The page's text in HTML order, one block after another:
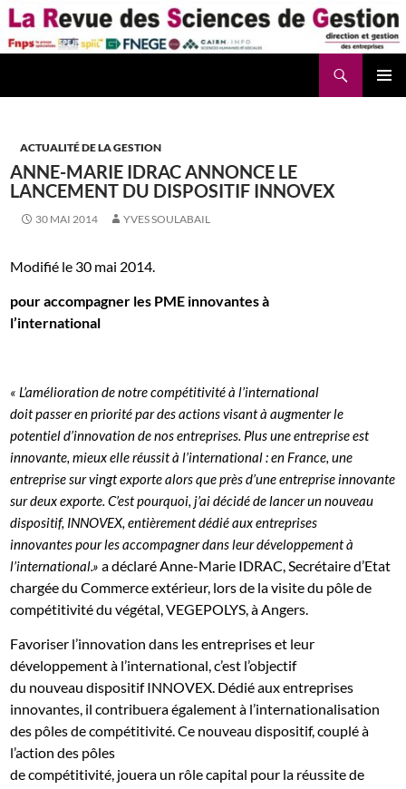
Aller
au
contenu
ACTUALITÉ DE LA GESTION
ANNE-MARIE IDRAC ANNONCE LE
LANCEMENT DU DISPOSITIF INNOVEX
30 MAI 2014 YVES SOULABAIL
Modifié le 30 mai 2014.
pour accompagner les PME innovantes à
l’international
« L’amélioration de notre compétitivité à l’international
doit passer en priorité par des actions visant à augmenter le
potentiel d’innovation de nos entreprises. Plus une entreprise est
innovante, mieux elle réussit à l’international : en France, une
entreprise sur vingt exporte alors que près d’une entreprise innovante
sur deux exporte. C’est pourquoi, j’ai décidé de lancer un nouveau
dispositif, INNOVEX, entièrement dédié aux entreprises
innovantes pour les accompagner dans leur développement à
l’international.» a déclaré Anne-Marie IDRAC, Secrétaire d’Etat
chargée du Commerce extérieur, lors de la visite du pôle de
compétitivité du végétal, VEGEPOLYS, à Angers.
Favoriser l’innovation dans les entreprises et leur
développement à l’international, c’est l’objectif
du nouveau dispositif INNOVEX. Dédié aux entreprises
innovantes, il contribuera également à l’internationalisation
des pôles de compétitivité. Ce nouveau dispositif, couplé à
l’action des pôles
de compétitivité, jouera un rôle capital pour la réussite de